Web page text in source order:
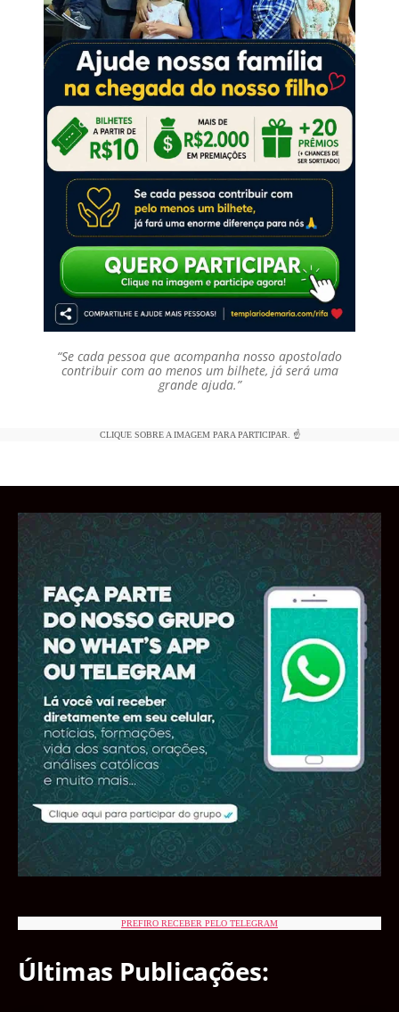
“Se cada pessoa que acompanha nosso apostolado
contribuir com ao menos um bilhete, já será uma
grande ajuda.”
CLIQUE SOBRE A IMAGEM PARA PARTICIPAR. ☝️
PREFIRO RECEBER PELO TELEGRAM
Últimas Publicações: